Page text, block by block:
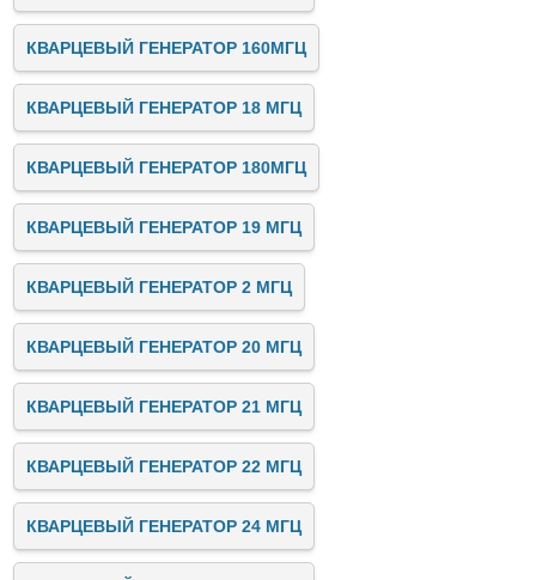
КВАРЦЕВЫЙ ГЕНЕРАТОР 160МГЦ
КВАРЦЕВЫЙ ГЕНЕРАТОР 18 МГЦ
КВАРЦЕВЫЙ ГЕНЕРАТОР 180МГЦ
КВАРЦЕВЫЙ ГЕНЕРАТОР 19 МГЦ
КВАРЦЕВЫЙ ГЕНЕРАТОР 2 МГЦ
КВАРЦЕВЫЙ ГЕНЕРАТОР 20 МГЦ
КВАРЦЕВЫЙ ГЕНЕРАТОР 21 МГЦ
КВАРЦЕВЫЙ ГЕНЕРАТОР 22 МГЦ
КВАРЦЕВЫЙ ГЕНЕРАТОР 24 МГЦ